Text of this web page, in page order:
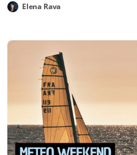
Elena Rava